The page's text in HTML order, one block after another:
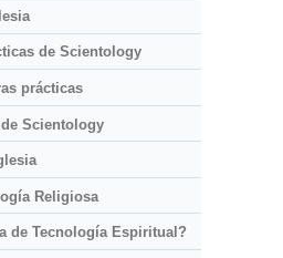
de Scientology
prácticas
Scientology
Religiosa
de Tecnología Espiritual?